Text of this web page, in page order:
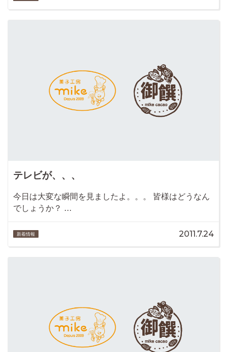
テレビが、、、
今日は大変な瞬間を見ましたよ。。。 皆様はどうなん
でしょうか？ …
新着情報 2011.7.24